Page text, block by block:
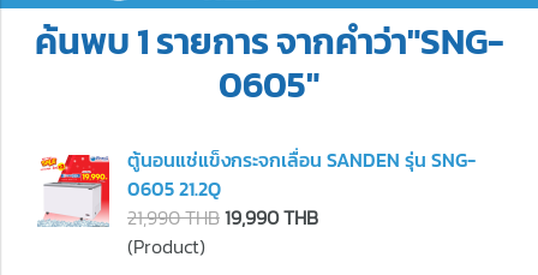
ค้นพบ 1 รายการ จากคำว่า"SNG-
0605"
ตู้นอนแช่แข็งกระจกเลื่อน SANDEN รุ่น SNG-
0605 21.2Q
21,990 THB19,990 THB
(Product)